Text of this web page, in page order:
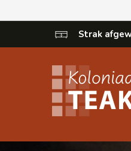
Strak